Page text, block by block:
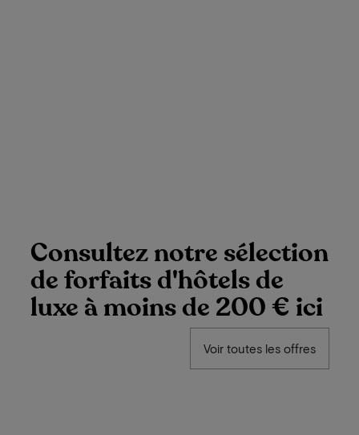
Consultez notre sélection
de forfaits d'hôtels de
luxe à moins de 200 € ici
Voir toutes les offres